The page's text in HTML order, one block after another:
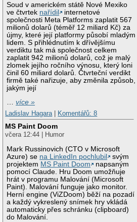
Soud v americkém státě Nové Mexiko
ve čtvrtek nařídil
internetové
společnosti Meta Platforms zaplatit 567
milionů dolarů (téměř 12 miliard Kč) za
újmy, které její platformy působí mladým
lidem. S přihlédnutím k dřívějšímu
verdiktu tak má společnost celkem
zaplatit 942 milionů dolarů, což je malý
zlomek jejího ročního výnosu, který loni
činil 60 miliard dolarů. Čtvrteční verdikt
firmě také nařizuje, aby změnila způsob,
jakým její
…více »
Ladislav Hagara
Komentářů: 8
MS Paint Doom
včera 12:44 | Humor
Mark Russinovich (CTO v Microsoft
Azure) se na LinkedIn pochlubil
svým
projektem MS Paint Doom
napsaným
pomocí Claude. Hru Doom umožňuje
hrát v programu Malování (Microsoft
Paint). Malování funguje jako monitor.
Herní engine (ViZDoom) běží na pozadí
a každý vykreslený snímek hry vkládá
automaticky přes schránku (clipboard)
do Malování.